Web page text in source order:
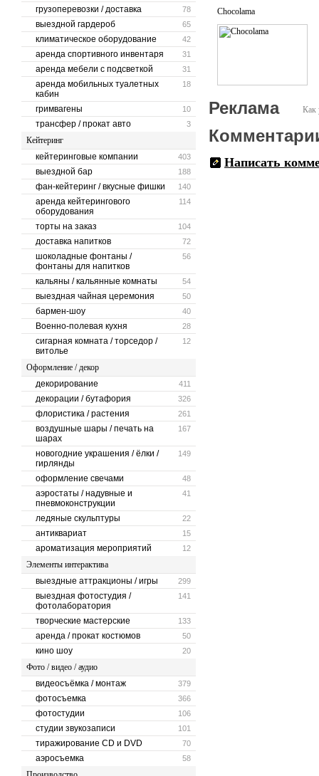
78
грузоперевозки / доставка
65
выездной гардероб
42
климатическое оборудование
31
аренда спортивного инвентаря
31
аренда мебели с подсветкой
18
аренда мобильных туалетных
кабин
10
гримвагены
3
трансфер / прокат авто
Кейтеринг
403
кейтеринговые компании
188
выездной бар
140
фан-кейтеринг / вкусные фишки
114
аренда кейтерингового
оборудования
104
торты на заказ
72
доставка напитков
56
шоколадные фонтаны /
фонтаны для напитков
54
кальяны / кальянные комнаты
50
выездная чайная церемония
40
бармен-шоу
28
Военно-полевая кухня
12
сигарная комната / торседор /
витолье
Оформление / декор
411
декорирование
326
декорации / бутафория
261
флористика / растения
167
воздушные шары / печать на
шарах
149
новогодние украшения / ёлки /
гирлянды
48
оформление свечами
41
аэростаты / надувные и
пневмоконструкции
22
ледяные скульптуры
15
антиквариат
12
ароматизация мероприятий
Элементы интерактива
299
выездные аттракционы / игры
141
выездная фотостудия /
фотолаборатория
133
творческие мастерские
50
аренда / прокат костюмов
20
кино шоу
Фото / видео / аудио
379
видеосъёмка / монтаж
366
фотосъемка
106
фотостудии
101
студии звукозаписи
70
тиражирование CD и DVD
58
аэросъемка
Chocolama
Как
Реклама
Написать